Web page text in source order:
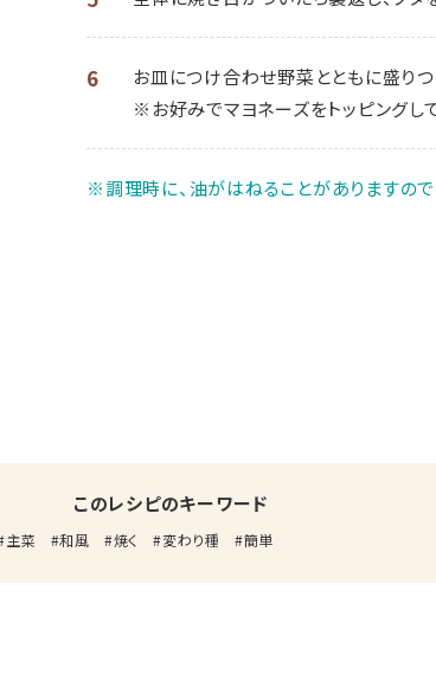
6
お皿につけ合わせ野菜とともに盛りつ
※お好みでマヨネーズをトッピングし
※調理時に、油がはねることがありますの
このレシピのキーワード
主菜 和風 焼く 変わり種 簡単